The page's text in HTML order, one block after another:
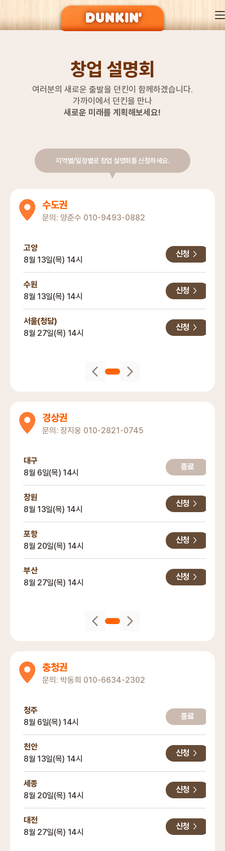
던킨 히스토리
강점과 성공비결
개설 안내
창업 설명회
여러분의 새로운 출발을 던킨이 함께하겠습니다.
가까이에서 던킨을 만나
새로운 미래를 계획해보세요!
지역별/일정별로 창업 설명회를 신청하세요.
수도권
문의: 양준수 010-9493-0882
고양
8월 13일(목) 14시
신청
수원
8월 13일(목) 14시
신청
서울(청담)
8월 27일(목) 14시
신청
경상권
문의: 장지웅 010-2821-0745
대구
8월 6일(목) 14시
종료
창원
8월 13일(목) 14시
신청
포항
8월 20일(목) 14시
신청
부산
8월 27일(목) 14시
신청
충청권
문의: 박동희 010-6634-2302
청주
8월 6일(목) 14시
종료
천안
8월 13일(목) 14시
신청
세종
8월 20일(목) 14시
신청
대전
8월 27일(목) 14시
신청